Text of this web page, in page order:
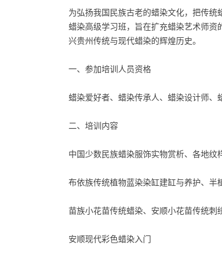
为弘扬我国民族古老的蜡染文化，把传统
蜡染高级学习班，旨在扩充蜡染艺术师
兴贵州传统与现代蜡染的辉煌历史。
一、参加培训人员资格
蜡染爱好者、蜡染传承人、蜡染设计师、
二、培训内容
中国少数民族蜡染服饰实物赏析、各地纹
布依族传统植物蓝染染缸建缸与养护、半
苗族小花苗传统蜡染、安顺小花苗传统刺
安顺现代彩色蜡染入门